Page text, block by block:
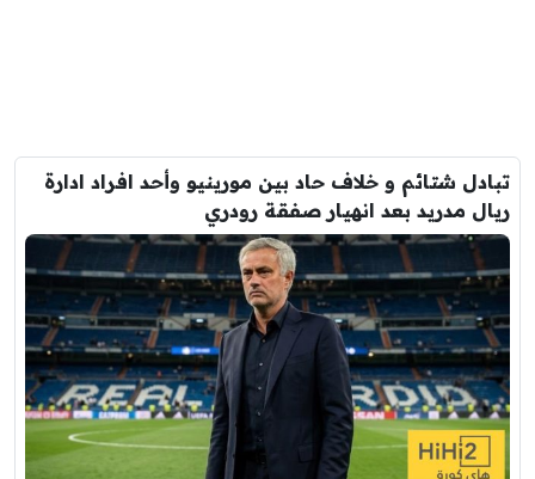
تبادل شتائم و خلاف حاد بين مورينيو وأحد افراد ادارة
ريال مدريد بعد انهيار صفقة رودري